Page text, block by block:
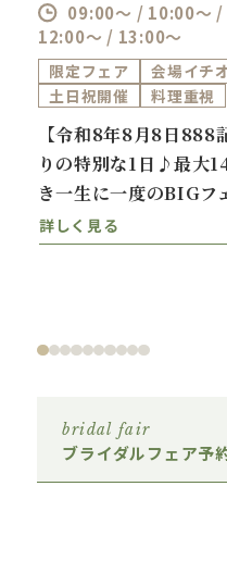
09:00～ / 10:00～
12:00～ / 13:00～
限定フェア
会場イチ
土日祝開催
料理重視
【令和8年8月8日
りの特別な1日♪最大
き一生に一度のBIGフ
詳しく見る
bridal fair
ブライダルフェア予